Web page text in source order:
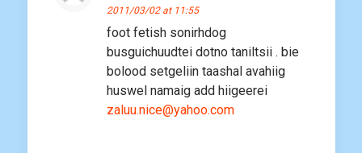
2011/03/02 at 11:55
foot fetish sonirhdog
busguichuudtei dotno taniltsii . bie
bolood setgeliin taashal avahiig
huswel namaig add hiigeerei
zaluu.nice@yahoo.com